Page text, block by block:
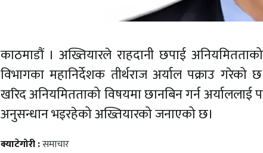
काठमाडौं । अख्तियारले राहदानी छपाई
विभागका महानिर्देशक तीर्थराज अर्याल पक्राउ गरेको
खरिद अनियमितताको विषयमा छानबिन गर्न अर्याललाई
अनुसन्धान भइरहेको अख्तियारको जनाएको छ।
क्याटेगोरी :समाचार